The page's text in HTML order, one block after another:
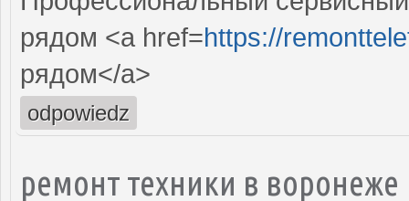
рядом <a href=https://
рядом</a>
odpowiedz
ремонт техники в воронеже